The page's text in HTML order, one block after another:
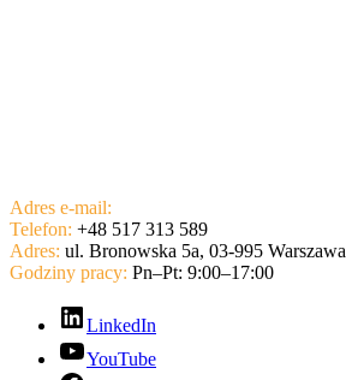
Adres e-mail:
Telefon: +48 517 313 589
Adres: ul. Bronowska 5a, 03-995 Warszawa
Godziny pracy: Pn–Pt: 9:00–17:00
LinkedIn
YouTube